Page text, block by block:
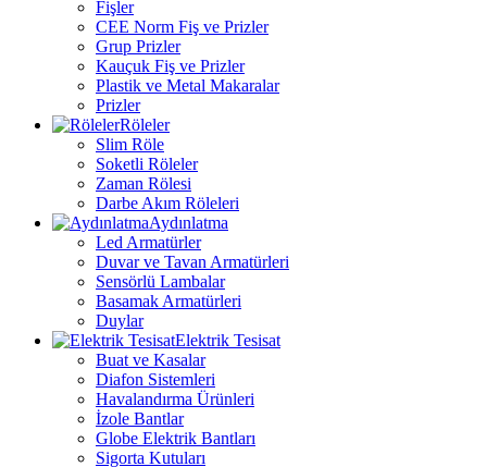
Fişler
CEE Norm Fiş ve Prizler
Grup Prizler
Kauçuk Fiş ve Prizler
Plastik ve Metal Makaralar
Prizler
Röleler
Slim Röle
Soketli Röleler
Zaman Rölesi
Darbe Akım Röleleri
Aydınlatma
Led Armatürler
Duvar ve Tavan Armatürleri
Sensörlü Lambalar
Basamak Armatürleri
Duylar
Elektrik Tesisat
Buat ve Kasalar
Diafon Sistemleri
Havalandırma Ürünleri
İzole Bantlar
Globe Elektrik Bantları
Sigorta Kutuları